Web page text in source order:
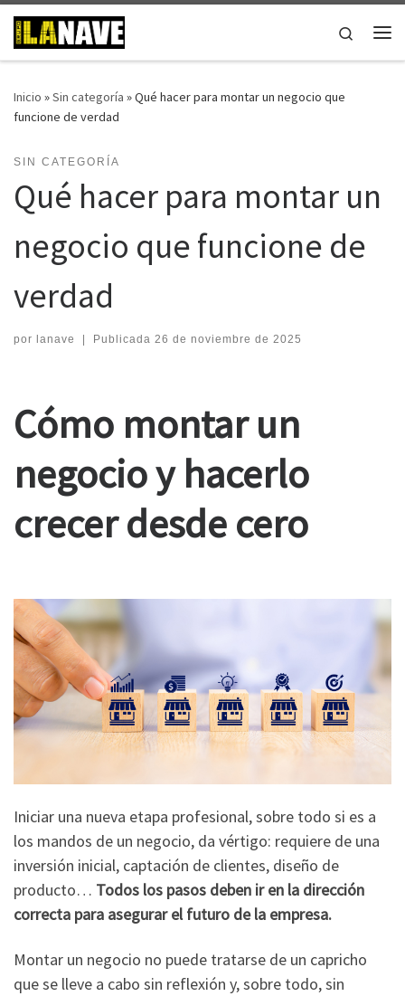
Saltar al contenido
Search
Inicio »Sin categoría »Qué hacer para montar un negocio que
funcione de verdad
SIN CATEGORÍA
Qué hacer para montar un
negocio que funcione de
verdad
por lanave | Publicada 26 de noviembre de 2025
Cómo montar un
negocio y hacerlo
crecer desde cero
Iniciar una nueva etapa profesional, sobre todo si es a
los mandos de un negocio, da vértigo: requiere de una
inversión inicial, captación de clientes, diseño de
producto… Todos los pasos deben ir en la dirección
correcta para asegurar el futuro de la empresa.
Montar un negocio no puede tratarse de un capricho
que se lleve a cabo sin reflexión y, sobre todo, sin